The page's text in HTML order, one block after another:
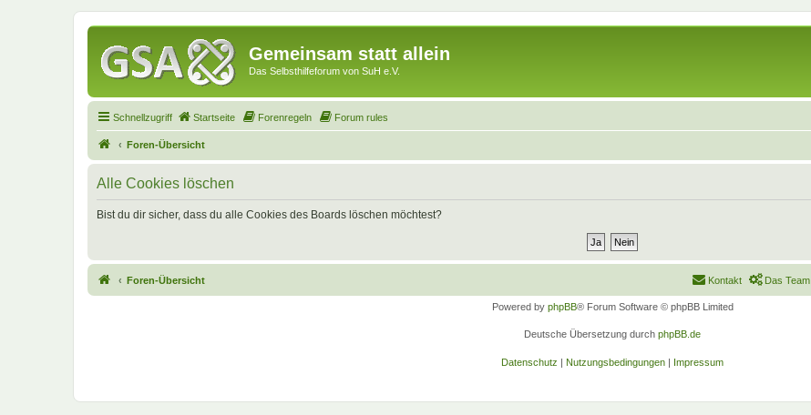
Gemeinsam statt allein
Das Selbsthilfeforum von SuH e.V.
Schnellzugriff Startseite Forenregeln Forum rules
Foren-Übersicht
Alle Cookies löschen
Bist du dir sicher, dass du alle Cookies des Boards löschen möchtest?
Foren-Übersicht Das Team
Kontakt
Powered by phpBB® Forum Software © phpBB Limited
Deutsche Übersetzung durch phpBB.de
Datenschutz | Nutzungsbedingungen | Impressum